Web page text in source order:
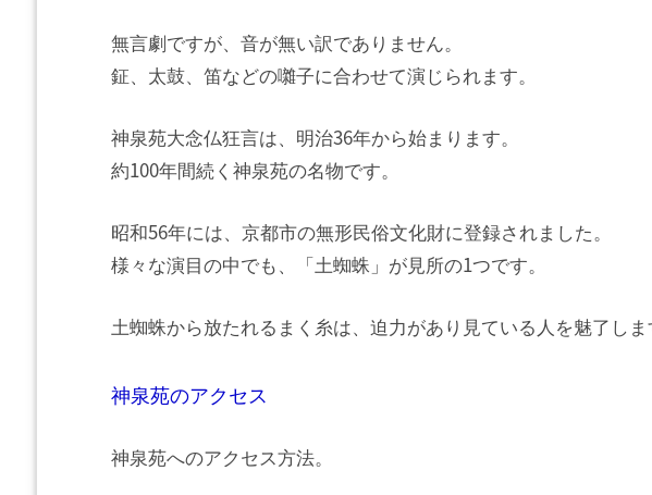
無言劇ですが、音が無い訳でありません。
鉦、太鼓、笛などの囃子に合わせて演じられます。
神泉苑大念仏狂言は、明治36年から始まります。
約100年間続く神泉苑の名物です。
昭和56年には、京都市の無形民俗文化財に登録されました。
様々な演目の中でも、「土蜘蛛」が見所の1つです。
土蜘蛛から放たれるまく糸は、迫力があり見ている人を魅了しま
神泉苑のアクセス
神泉苑へのアクセス方法。